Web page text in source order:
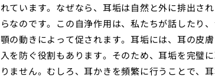
ています。なぜなら、耳垢は自然と外に排出さ
なのです。この自浄作用は、私たちが話したり
の動きによって促されます。耳垢には、耳の皮
を防ぐ役割もあります。そのため、耳垢を完璧に
ません。むしろ、耳かきを頻繁に行うことで、